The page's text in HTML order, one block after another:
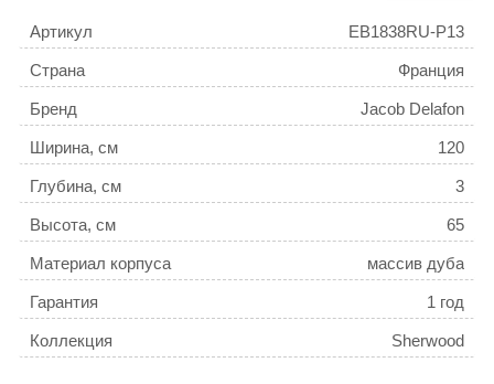
Артикул EB1838RU-P13
Страна Франция
Бренд Jacob Delafon
Ширина, см 120
Глубина, см 3
Высота, см 65
Материал корпуса массив дуба
Гарантия 1 год
Коллекция Sherwood